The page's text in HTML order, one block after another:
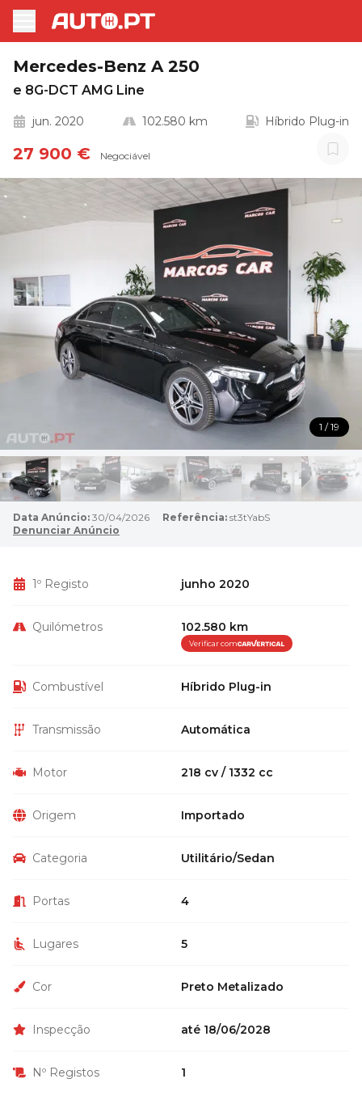
Mercedes-Benz A 250
e 8G-DCT AMG Line
jun. 2020 102.580 km Híbrido Plug-in
27 900 € Negociável
1 / 19
Data Anúncio: 30/04/2026 Referência: st3tYabS
Denunciar Anúncio
1º Registo junho 2020
Quilómetros 102.580 km
Verificar com
Combustível Híbrido Plug-in
Transmissão Automática
Motor 218 cv / 1332 cc
Origem Importado
Categoria Utilitário/Sedan
Portas 4
Lugares 5
Cor Preto Metalizado
Inspecção até 18/06/2028
Nº Registos 1